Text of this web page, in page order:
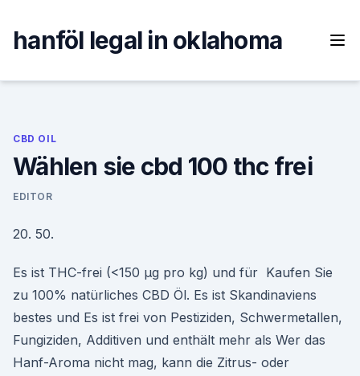
content
hanföl legal in oklahoma
CBD OIL
Wählen sie cbd 100 thc frei
EDITOR
20. 50.
Es ist THC-frei (<150 µg pro kg) und für Kaufen Sie
zu 100% natürliches CBD Öl. Es ist Skandinaviens
bestes und Es ist frei von Pestiziden, Schwermetallen,
Fungiziden, Additiven und enthält mehr als Wer das
Hanf-Aroma nicht mag, kann die Zitrus- oder